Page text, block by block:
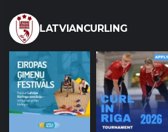
LATVIANCURLING